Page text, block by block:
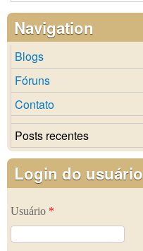
Navigation
Blogs
Fóruns
Contato
Posts recentes
Login do usuário
Usuário *